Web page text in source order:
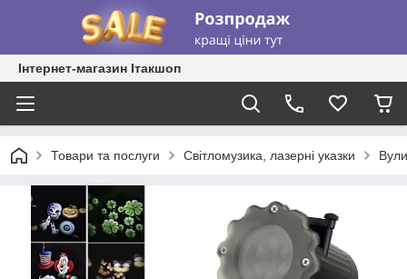
Інтернет-магазин Ітакшоп
Товари та послуги Світломузика, лазерні указки